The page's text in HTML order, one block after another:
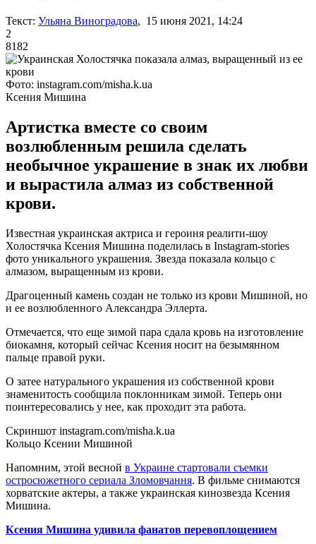
Текст: Ульяна Виноградова, 15 июня 2021, 14:24
2
8182
Фото: instagram.com/misha.k.ua
Ксения Мишина
Артистка вместе со своим
возлюбленным решила сделать
необычное украшение в знак их любви
и вырастила алмаз из собственной
крови.
Известная украинская актриса и героиня реалити-шоу
Холостячка Ксения Мишина поделилась в Instagram-stories
фото уникального украшения. Звезда показала кольцо с
алмазом, выращенным из крови.
Драгоценный камень создан не только из крови Мишиной, но
и ее возлюбленного Александра Эллерта.
Отмечается, что еще зимой пара сдала кровь на изготовление
биокамня, который сейчас Ксения носит на безымянном
пальце правой руки.
О затее натурального украшения из собственной крови
знаменитость сообщила поклонникам зимой. Теперь они
поинтересовались у нее, как проходит эта работа.
Скриншот instagram.com/misha.k.ua
Кольцо Ксении Мишиной
Напомним, этой весной в Украине стартовали съемки
остросюжетного сериала Зломовчання. В фильме снимаются
хорватские актеры, а также украинская кинозвезда Ксения
Мишина.
Ксения Мишина удивила фанатов перевоплощением